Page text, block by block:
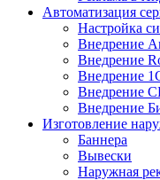
Автоматизация
Настройка
Внедрение
Внедрение
Внедрение
Внедрение
Внедрение
Изготовление
Баннера
Вывески
Наружная